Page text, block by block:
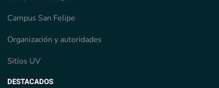
Campus San Felipe
Organización y autoridades
Sitios UV
DESTACADOS